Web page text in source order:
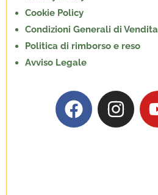
Cookie Policy
Condizioni Generali di Vendita
Politica di rimborso e reso
Avviso Legale